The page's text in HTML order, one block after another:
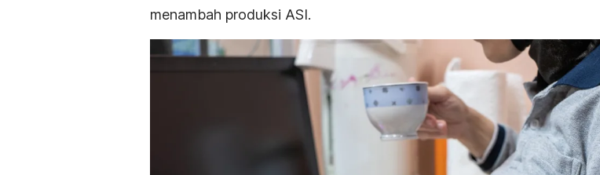
menambah produksi ASI.